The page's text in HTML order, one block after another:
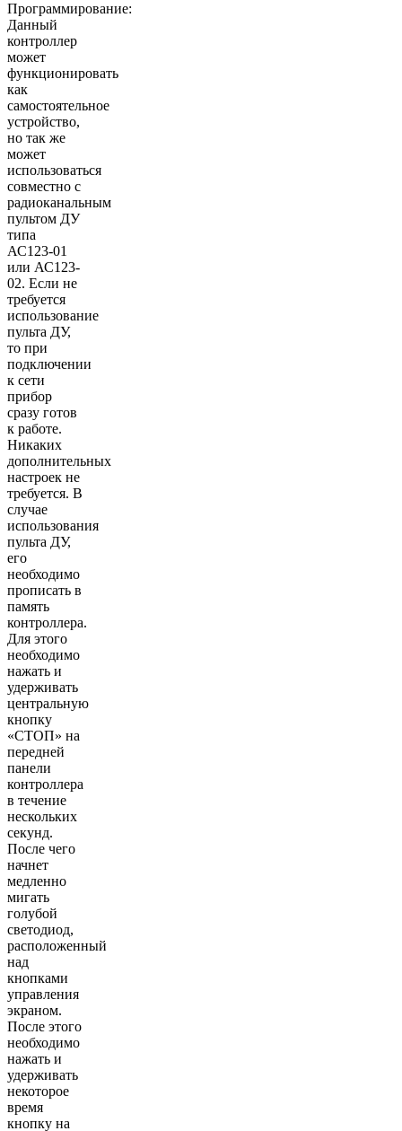
Программирование:
Данный
контроллер
может
функционировать
как
самостоятельное
устройство,
но так же
может
использоваться
совместно с
радиоканальным
пультом ДУ
типа
АС123-01
или АС123-
02. Если не
требуется
использование
пульта ДУ,
то при
подключении
к сети
прибор
сразу готов
к работе.
Никаких
дополнительных
настроек не
требуется. В
случае
использования
пульта ДУ,
его
необходимо
прописать в
память
контроллера.
Для этого
необходимо
нажать и
удерживать
центральную
кнопку
«СТОП» на
передней
панели
контроллера
в течение
нескольких
секунд.
После чего
начнет
медленно
мигать
голубой
светодиод,
расположенный
над
кнопками
управления
экраном.
После этого
необходимо
нажать и
удерживать
некоторое
время
кнопку на